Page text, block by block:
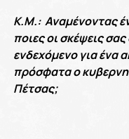
Κ.Μ.: Αναμένοντας
ποιες οι σκέψεις
ενδεχόμενο για
πρόσφατα ο
Πέτσας;